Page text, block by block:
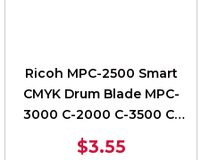
Ricoh MPC-2500 Smart
CMYK Drum Blade MPC-
3000 C-2000 C-3500 C-
$3.55